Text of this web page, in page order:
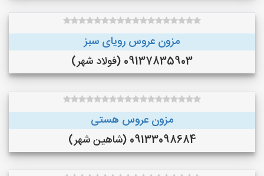
مزون عروس رویای سبز
09137835903 (فولاد شهر)
مزون عروس هستی
09133098684 (شاهین شهر)